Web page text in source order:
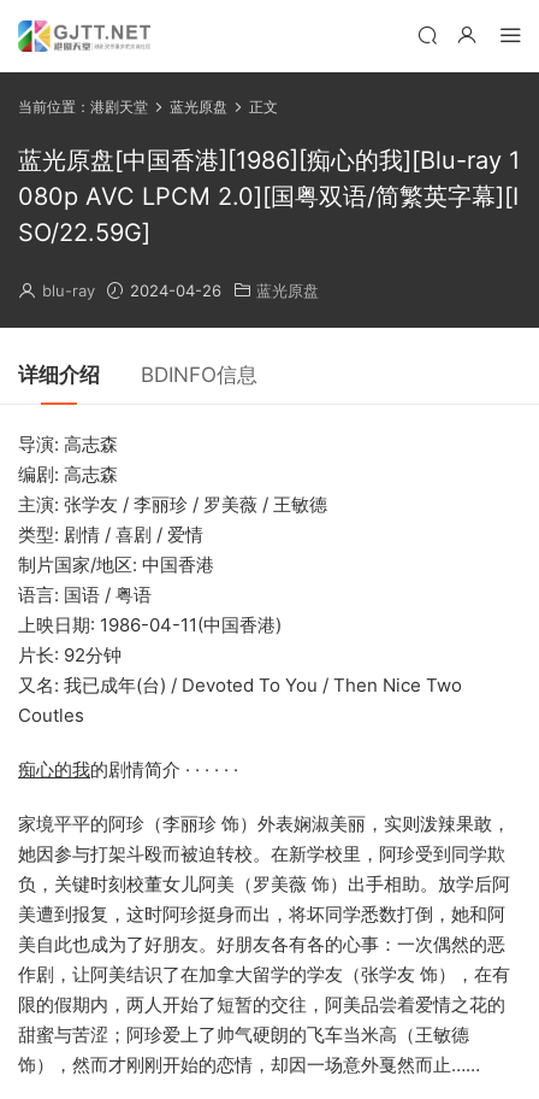
当前位置： 港剧天堂 蓝光原盘 正文
蓝光原盘[中国香港][1986][痴心的我][Blu-ray 1
080p AVC LPCM 2.0][国粤双语/简繁英字幕][I
SO/22.59G]
blu-ray 2024-04-26 蓝光原盘
详细介绍 BDINFO信息
导演: 高志森
编剧: 高志森
主演: 张学友 / 李丽珍 / 罗美薇 / 王敏德
类型: 剧情 / 喜剧 / 爱情
制片国家/地区: 中国香港
语言: 国语 / 粤语
上映日期: 1986-04-11(中国香港)
片长: 92分钟
又名: 我已成年(台) / Devoted To You / Then Nice Two
Coutles
痴心的我的剧情简介 · · · · · ·
家境平平的阿珍（李丽珍 饰）外表娴淑美丽，实则泼辣果敢，
她因参与打架斗殴而被迫转校。在新学校里，阿珍受到同学欺
负，关键时刻校董女儿阿美（罗美薇 饰）出手相助。放学后阿
美遭到报复，这时阿珍挺身而出，将坏同学悉数打倒，她和阿
美自此也成为了好朋友。好朋友各有各的心事：一次偶然的恶
作剧，让阿美结识了在加拿大留学的学友（张学友 饰），在有
限的假期内，两人开始了短暂的交往，阿美品尝着爱情之花的
甜蜜与苦涩；阿珍爱上了帅气硬朗的飞车当米高（王敏德
饰），然而才刚刚开始的恋情，却因一场意外戛然而止……